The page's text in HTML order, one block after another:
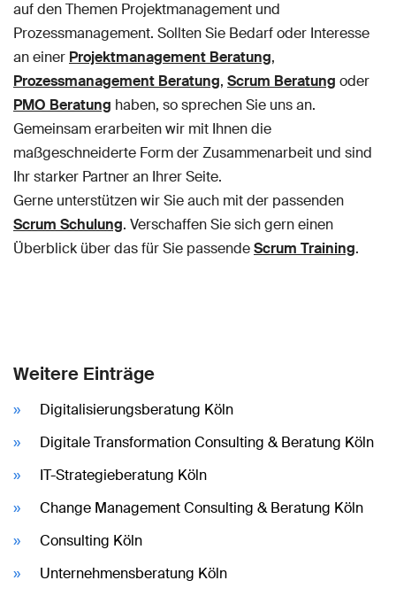
auf den Themen Projektmanagement und
Prozessmanagement. Sollten Sie Bedarf oder Interesse
an einer Projektmanagement Beratung,
Prozessmanagement Beratung, Scrum Beratung oder
PMO Beratung haben, so sprechen Sie uns an.
Gemeinsam erarbeiten wir mit Ihnen die
maßgeschneiderte Form der Zusammenarbeit und sind
Ihr starker Partner an Ihrer Seite.
Gerne unterstützen wir Sie auch mit der passenden
Scrum Schulung. Verschaffen Sie sich gern einen
Überblick über das für Sie passendeScrum Training.
Weitere Einträge
Digitalisierungsberatung Köln
Digitale Transformation Consulting & Beratung Köln
IT-Strategieberatung Köln
Change Management Consulting & Beratung Köln
Consulting Köln
Unternehmensberatung Köln